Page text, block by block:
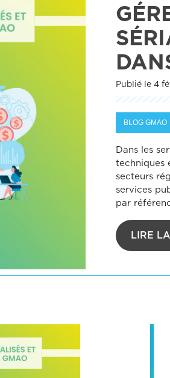
Publié le 4
BLOG GMAO
Dans les
techniques
secteurs
services
par
LIRE